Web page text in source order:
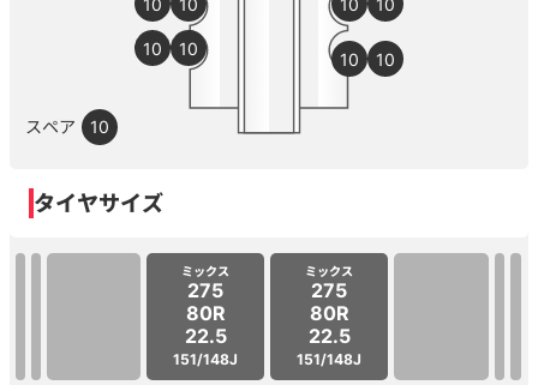
10
10
10 10
スペア 10
タイヤサイズ
ミックス
275
80R
22.5
151/148J
ミックス
275
80R
22.5
151/148J